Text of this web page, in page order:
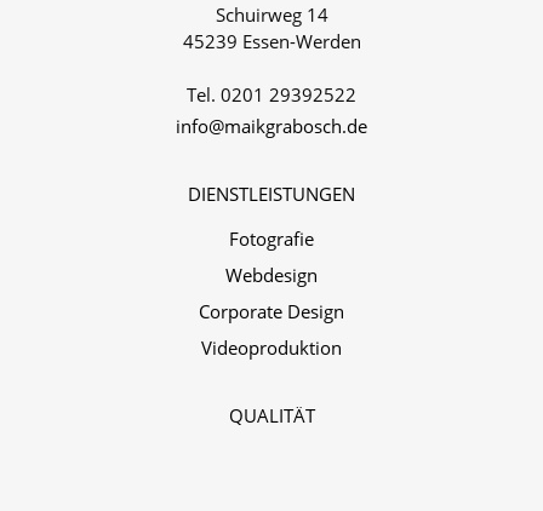
Schuirweg 14
45239 Essen-Werden
Tel. 0201 29392522‬
info@maikgrabosch.de
DIENSTLEISTUNGEN
Fotografie
Webdesign
Corporate Design
Videoproduktion
QUALITÄT